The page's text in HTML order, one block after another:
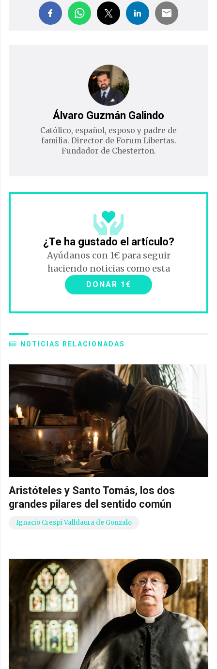
Álvaro Guzmán Galindo
Católico, español, esposo y padre de
familia. Director de Forum Libertas.
Fundador de Chesterton.
¿Te ha gustado el artículo?
Ayúdanos con 1€ para seguir
haciendo noticias como esta
DONAR 1€
NOTICIAS RELACIONADAS
Aristóteles y Santo Tomás, los dos
grandes pilares del sentido común
Ignacio Crespi Valldaura de Gonzalo